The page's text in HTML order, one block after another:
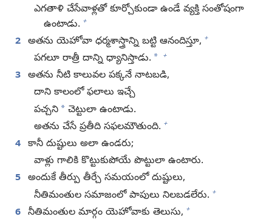
ఎగతాళి చేసేవాళ్లతో కూర్చోకుండా ఉండే వ్యక్తి సంతోషంగా
ఉంటాడు. +
2 అతను యెహోవా ధర్మశాస్త్రాన్ని బట్టి ఆనందిస్తూ, +
పగలూ రాత్రీ దాన్ని ధ్యానిస్తాడు. * +
3 అతను నీటి కాలువల పక్కనే నాటబడి,
దాని కాలంలో ఫలాలు ఇచ్చే
పచ్చని * చెట్టులా ఉంటాడు.
అతను చేసే ప్రతీది సఫలమౌతుంది. +
4 కానీ దుష్టులు అలా ఉండరు;
వాళ్లు గాలికి కొట్టుకుపోయే పొట్టులా ఉంటారు.
5 అందుకే తీర్పు తీర్చే సమయంలో దుష్టులు,
నీతిమంతుల సమాజంలో పాపులు నిలబడలేరు. +
6 నీతిమంతుల మార్గం యెహోవాకు తెలుసు, +